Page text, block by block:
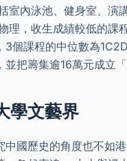
室內泳池、健身室、演
，收生成績較低的課
個課程的中位數為
把籌集逾16萬元成立
學文藝界
國歷史的角度也不如